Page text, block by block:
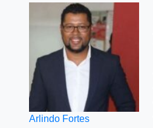
Arlindo Fortes